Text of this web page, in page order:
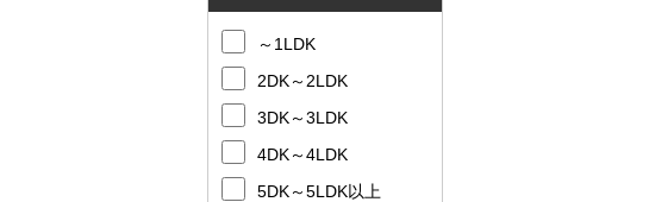
～1LDK
2DK～2LDK
3DK～3LDK
4DK～4LDK
5DK～5LDK以上